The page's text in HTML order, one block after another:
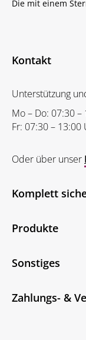
Die mit einem
Kontakt
Unterstützung
Mo – Do: 07:30
Fr: 07:30 – 13:00
Oder über unser
Komplett
Produkte
Sonstiges
Zahlungs- &